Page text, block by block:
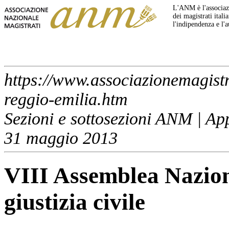
L'ANM è
dei magistrati
l'indipendenza e
https://
reggio-emilia.htm
Sezioni e sottosezioni ANM |
31 maggio 2013
VIII Assemblea
giustizia civile